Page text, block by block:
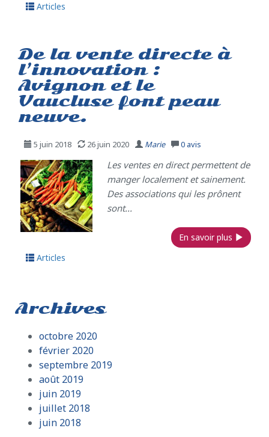
Articles
De la vente directe à
l’innovation :
Avignon et le
Vaucluse font peau
neuve.
5 juin 2018 26 juin 2020 Marie 0 avis
Les ventes en direct permettent de
manger localement et sainement.
Des associations qui les prônent
sont...
En savoir plus
Articles
Archives
octobre 2020
février 2020
septembre 2019
août 2019
juin 2019
juillet 2018
juin 2018